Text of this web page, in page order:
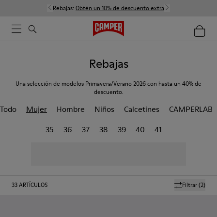
Rebajas: Obtén un 10% de descuento extra
Rebajas
Una selección de modelos Primavera/Verano 2026 con hasta un 40% de
descuento.
Todo Mujer Hombre Niños Calcetines
CAMPERLAB
35
36 37 38 39 40 41
Filtrar(2)
33ARTÍCULOS